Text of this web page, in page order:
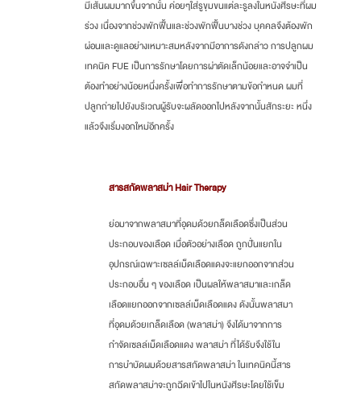
มีเส้นผมมากขึ้นจากนั้น ค่อยๆใส่รูขุมขนแต่ละรูลงในหนังศีรษะที่ผม
ร่วง เนื่องจากช่วงพักฟื้นและช่วงพักฟื้นบางช่วง บุคคลจึงต้องพัก
ผ่อนและดูแลอย่างเหมาะสมหลังจากมีอาการดังกล่าว การปลูกผม
เทคนิค FUE เป็นการรักษาโดยการผ่าตัดเล็กน้อยและอาจจำเป็น
ต้องทำอย่างน้อยหนึ่งครั้งเพื่อทำการรักษาตามข้อกำหนด ผมที่
ปลูกถ่ายไปยังบริเวณผู้รับจะผลัดออกไปหลังจากนั้นสักระยะ หนึ่ง
แล้วจึงเริ่มงอกใหม่อีกครั้ง
สารสกัดพลาสม่า Hair Therapy
ย่อมาจากพลาสมาที่อุดมด้วยกล็ดเลือดซึ่งเป็นส่วน
ประกอบของเลือด เมื่อตัวอย่างเลือด ถูกปั่นแยกใน
อุปกรณ์เฉพาะเซลล์เม็ดเลือดแดงจะแยกออกจากส่วน
ประกอบอื่น ๆ ของเลือด เป็นผลให้พลาสมาและเกล็ด
เลือดแยกออกจากเซลล์เม็ดเลือดแดง ดังนั้นพลาสมา
ที่อุดมด้วยเกล็ดเลือด (พลาสม่า) จึงได้มาจากการ
กำจัดเซลล์เม็ดเลือดแดง พลาสม่า ที่ได้รับจึงใช้ใน
การบำบัดผมด้วยสารสกัดพลาสม่า ในเทคนิคนี้สาร
สกัดพลาสม่าจะถูกฉีดเข้าไปในหนังศีรษะโดยใช้เข็ม